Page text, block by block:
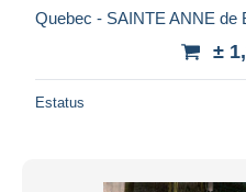
Quebec - SAINTE ANNE de
±
Estatus